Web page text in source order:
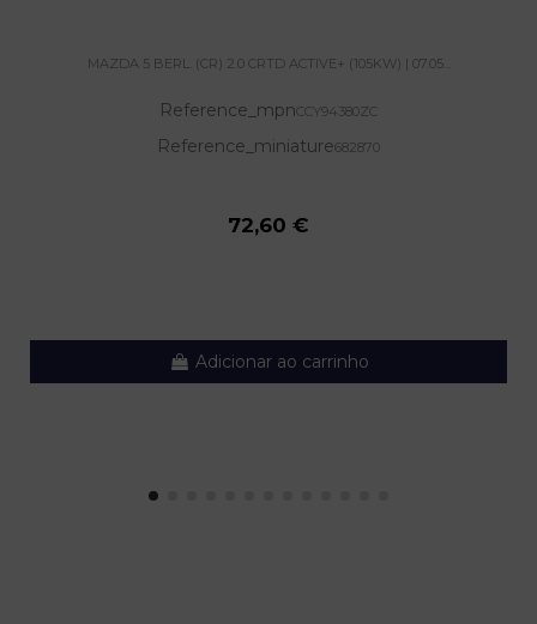
MAZDA 5 BERL. (CR) 2.0 CRTD ACTIVE+ (105KW) | 07.05...
Reference_mpnCCY94380ZC
Reference_miniature682870
72,60 €
Adicionar ao carrinho